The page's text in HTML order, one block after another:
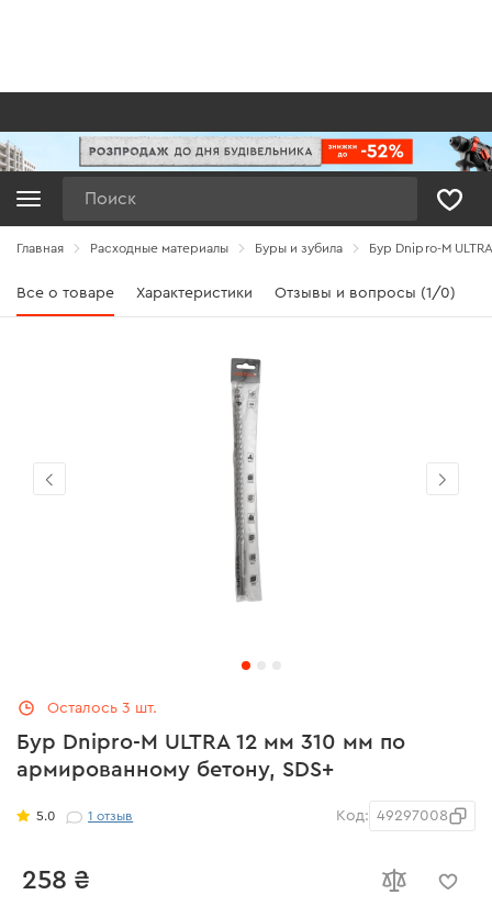
Главная Расходные материалы Буры и зубила Бур Dnipro-M
Все о товаре Характеристики Отзывы и вопросы (1/0)
Бур Dnipro-M ULTRA 12 мм 310 мм по
армированному бетону, SDS+
5.0 1отзыв Код: 49297008
258 ₴
Осталось 3 шт.